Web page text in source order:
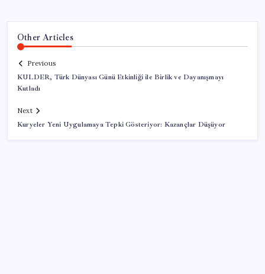
Other Articles
Previous
KULDER, Türk Dünyası Günü Etkinliği ile Birlik ve Dayanışmayı
Kutladı
Next
Kuryeler Yeni Uygulamaya Tepki Gösteriyor: Kazançlar Düşüyor